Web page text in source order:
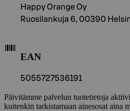
Happy Orange Oy
Ruosilankuja 6, 00390
EAN
5055727536191
Päivitämme palvelun tuotetietoja
kuitenkin tarkistamaan ainesosat aina